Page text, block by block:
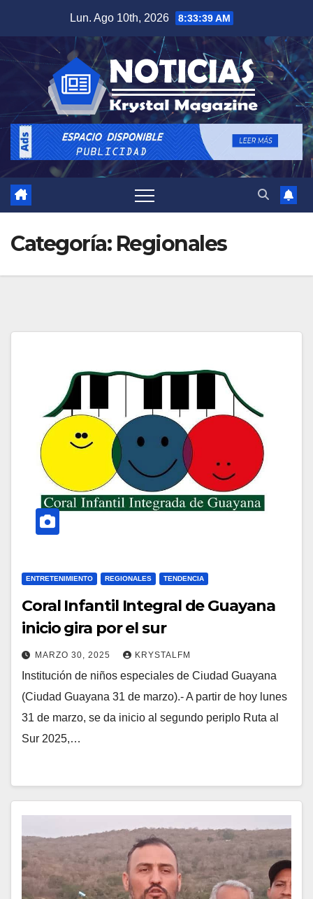
contenido
Lun. Ago 10th, 2026 8:33:40 AM
Categoría: Regionales
ENTRETENIMIENTO REGIONALES TENDENCIA
Coral Infantil Integral de Guayana
inicio gira por el sur
MARZO 30, 2025 KRYSTALFM
Institución de niños especiales de Ciudad Guayana
(Ciudad Guayana 31 de marzo).- A partir de hoy lunes
31 de marzo, se da inicio al segundo periplo Ruta al
Sur 2025,…